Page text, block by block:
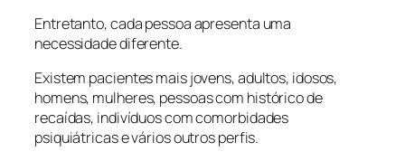
Entretanto, cada pessoa apresenta uma
necessidade diferente.
Existem pacientes mais jovens, adultos, idosos,
homens, mulheres, pessoas com histórico de
recaídas, indivíduos com comorbidades
psiquiátricas e vários outros perfis.